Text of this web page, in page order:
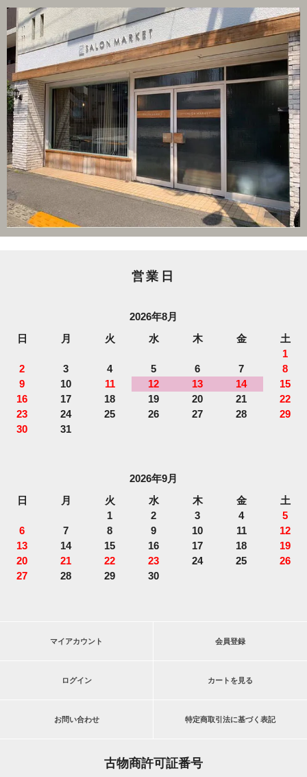
営業日
2026年8月
日
月 火 水 木 金
土
1
2
3 4 5 6 7
8
9
10 11 12 13 14
15
16
17 18 19 20 21
22
23
24 25 26 27 28
29
30
31
2026年9月
日
月 火 水 木 金
土
1
2 3 4
5
6
7 8 9 10 11
12
13
14 15 16 17 18
19
20
21 22 23 24 25
26
27
28 29 30
マイアカウント 会員登録
ログイン カートを見る
お問い合わせ 特定商取引法に基づく表記
古物商許可証番号